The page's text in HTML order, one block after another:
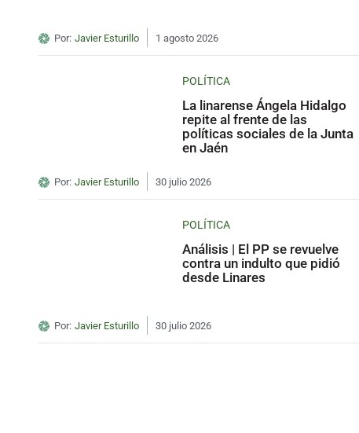
Por: Javier Esturillo 1 agosto 2026
POLÍTICA
La linarense Ángela Hidalgo
repite al frente de las
políticas sociales de la Junta
en Jaén
Por: Javier Esturillo 30 julio 2026
POLÍTICA
Análisis | El PP se revuelve
contra un indulto que pidió
desde Linares
Por: Javier Esturillo 30 julio 2026